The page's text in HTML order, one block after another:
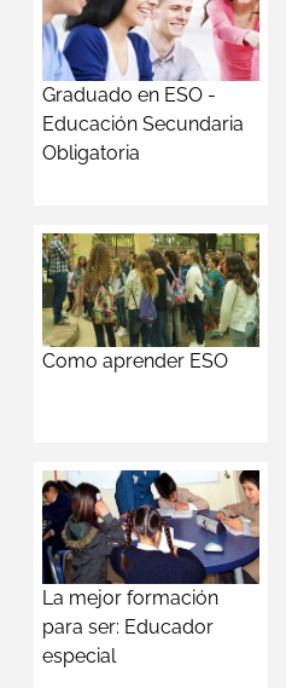
Graduado en ESO -
Educación Secundaria
Obligatoria
Como aprender ESO
La mejor formación
para ser: Educador
especial